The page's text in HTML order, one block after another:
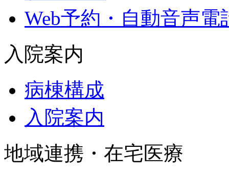
Web予約・自動音声電
入院案内
病棟構成
入院案内
地域連携・在宅医療